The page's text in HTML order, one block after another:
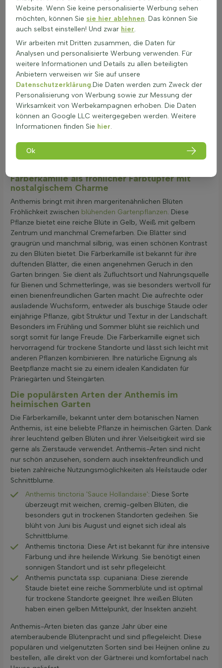
ist sowohl für Gärten als auch für Balkone geeignet. Sie bietet
einen natürlichen Insektenschutz und zieht Bienen an.
Anthemis braucht einen gut durchlässigen Boden und
Schneiden Sie Anthemis nach der Blüte, um verwelkte
Blumen zu entfernen. Ein kompletter Rückschnitt im
Spätsommer fördert eine zweite Blüte.
Die Pflanze kann im Frühjahr gedüngt werden. Zu viel
Dünger ist nicht notwendig.
Gießen Sie regelmäßig, aber sparsam. Die Erde sollte vor
dem nächsten Gießen leicht trocken sein.
Teilen nicht zutreffend für diese Gattung.
Anthemis ist winterhart, benötigt also keinen speziellen
Winterschutz.
Verplanzung ist im Frühjahr ideal. Danach gut bewässern
und den Standortanpassungsprozess abwarten.
Färberkamille als fröhlicher Farbtupfer mit
nostalgischem Charme
Anthemis bringt mit ihren margeritenähnlichen Blüten
Fröhlichkeit zwischen blühenden Gartenpflanzen. Diese
Pflanze bietet eine reiche Blüte in Gelb, Weiß mit gelbem
Zentrum und manchmal Cremefarben. Die Blätter sind
graugrün und manchmal silbrig, was einen schönen Kontrast
zu den Blüten bietet. Die Färberkamille ist bekannt für ihre
duftenden Blätter, die einen angenehmen Geruch in den
Garten bringen. Sie dient als Zufluchtsort und Nahrungsquelle
für Bienen und Schmetterlinge, was sie besonders wertvoll für
einen bienenfreundlichen Garten macht. Die aufrechte oder
ausladende Wuchsform, entweder als buschige Staude oder
einjährige Pflanze, gibt Struktur und Textur in der Landschaft.
Besonders im Frühling und Sommer blüht sie reichlich und
sorgt somit für lange Freude. Die Färberkamille eignet sich
hervorragend für trockene Standorte und lässt sich leicht mit
anderen Pflanzen kombinieren. Ihre natürliche Eignung als
Beetpflanze macht sie zu einem idealen Kandidaten für
Präriegärten und Steingärten.
Die populärsten Arten der Anthemis im
heimischen Garten
Die Färberkamille, bekannt unter dem botanischen Namen
Anthemis, ist eine beliebte Pflanze in heimischen Gärten. Dank
ihrer leuchtend gelben Blüten und ihrer Vielseitigkeit wird sie
gerne als Zierstaude verwendet. Anthemis-Arten sind nicht
nur schön anzusehen, sondern auch insektenfreundlich und
bieten zahlreiche Nutzungsmöglichkeiten als Heilstaude oder
Schnittblume.
Anthemis tinctoria 'Sauce Hollandaise': Diese Sorte
überzeugt mit weichen, cremig-gelben Blüten, die
besonders gut in trockenen Standorten gedeihen. Sie
blüht von Juni bis August und eignet sich ideal als
Schnittblume.
Anthemis tinctoria: Diese Art ist bekannt für ihre intensive
Färbung und ihre heilende Wirkung. Sie benötigt einen
sonnigen Standort und ist sehr pflegeleicht.
Anthemis punctata ssp. cupaniana: Diese zierende
Staude bietet eine reiche Sommerblüte und ist optimal
für trockene Standorte geeignet. Ihre weißen Blüten
haben einen gelben Mittelpunkt, der Insekten anzieht.
Anthemis-Arten bieten das ganze Jahr über eine
atemberaubende Blütenpracht und sind pflegeleicht. Diese
populären und vielgenutzten Sorten sind bei Heijnen online zu
bestellen, alle direkt von der Gärtnerei und komfortabel nach
Website. Wenn Sie keine personalisierte Werbung sehen
möchten, können Sie sie hier ablehnen. Das können Sie
auch selbst einstellen! Und zwar hier.
Wir arbeiten mit Dritten zusammen, die Daten für
Analysen und personalisierte Werbung verwenden. Für
weitere Informationen und Details zu allen beteiligten
Anbietern verweisen wir Sie auf unsere
Datenschutzerklärung.Die Daten werden zum Zweck der
Personalisierung von Werbung sowie zur Messung der
Wirksamkeit von Werbekampagnen erhoben. Die Daten
können an Google LLC weitergegeben werden. Weitere
Informationen finden Sie hier.
Ok